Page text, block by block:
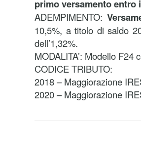
primo versamento entro
ADEMPIMENTO:
10,5%, a titolo di saldo
dell’1,32%.
MODALITA’: Modello F24
CODICE TRIBUTO:
2018 – Maggiorazione
2020 – Maggiorazione